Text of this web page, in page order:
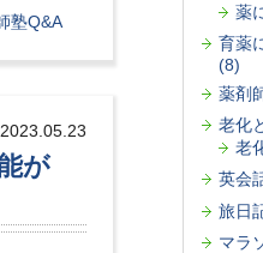
塾Q&A
2023.05.23
が
薬
育薬
(8)
薬剤
老化
老
英会
旅日
マラ